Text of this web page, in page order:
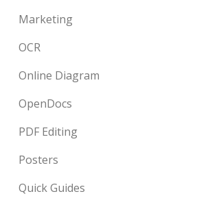
Marketing
OCR
Online Diagram
OpenDocs
PDF Editing
Posters
Quick Guides